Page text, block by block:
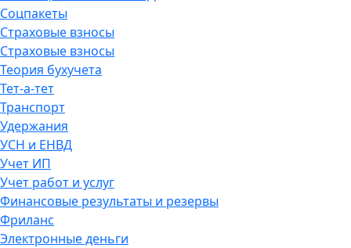
Соцпакеты
Страховые взносы
Страховые взносы
Теория бухучета
Тет-а-тет
Транспорт
Удержания
УСН и ЕНВД
Учет ИП
Учет работ и услуг
Финансовые результаты и резервы
Фриланс
Электронные деньги